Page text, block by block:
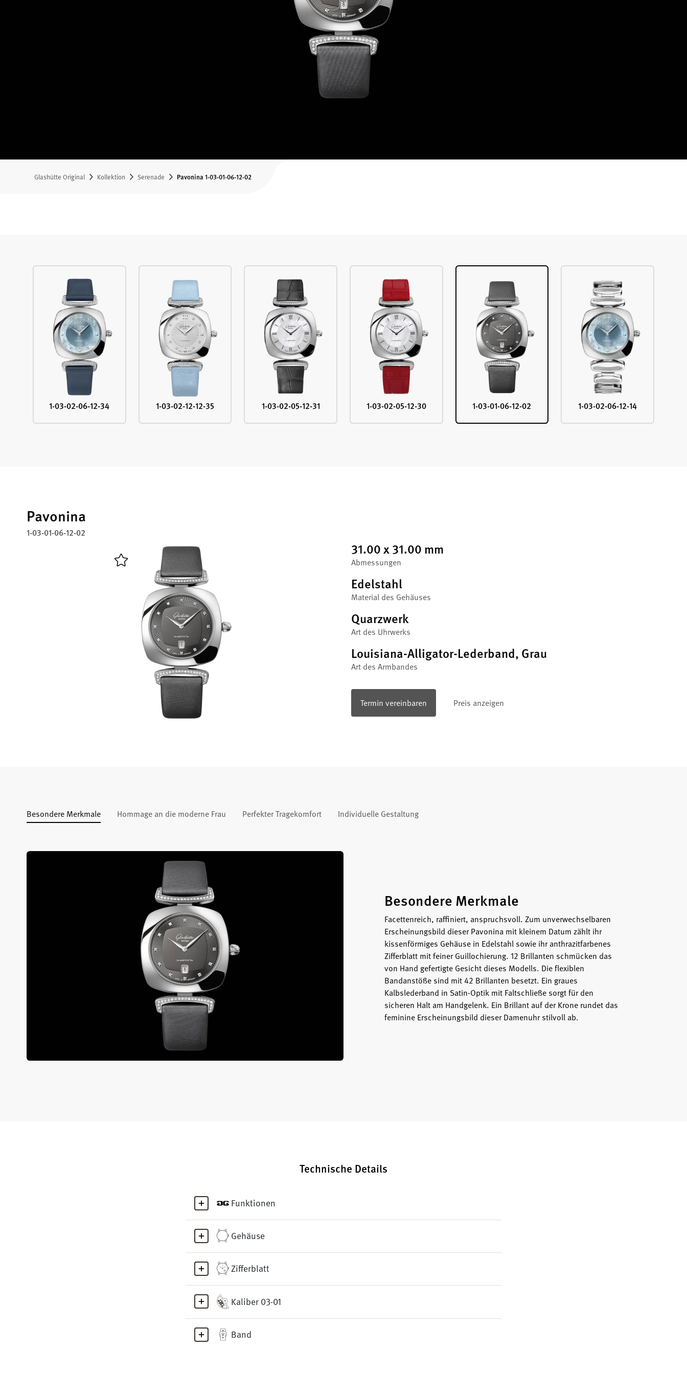
Glashütte Original Kollektion Serenade Pavonina 1-03-01-06-12-02
1-03-02-06-12-34 1-03-02-12-12-35 1-03-02-05-12-31 1-03-02-05-12-30 1-03-01-06-12-02 1-03-02-06-12-14
Pavonina
1-03-01-06-12-02
31.00 x 31.00 mm
Abmessungen
Edelstahl
Material des Gehäuses
Quarzwerk
Art des Uhrwerks
Louisiana-Alligator-Lederband, Grau
Art des Armbandes
Termin vereinbaren Preis anzeigen
Besondere Merkmale Hommage an die moderne Frau Perfekter Tragekomfort Individuelle Gestaltung
Besondere Merkmale
Facettenreich, raffiniert, anspruchsvoll. Zum unverwechselbaren
Erscheinungsbild dieser Pavonina mit kleinem Datum zählt ihr
kissenförmiges Gehäuse in Edelstahl sowie ihr anthrazitfarbenes
Zifferblatt mit feiner Guillochierung. 12 Brillanten schmücken das
von Hand gefertigte Gesicht dieses Modells. Die flexiblen
Bandanstöße sind mit 42 Brillanten besetzt. Ein graues
Kalbslederband in Satin-Optik mit Faltschließe sorgt für den
sicheren Halt am Handgelenk. Ein Brillant auf der Krone rundet das
feminine Erscheinungsbild dieser Damenuhr stilvoll ab.
Technische Details
Funktionen
Gehäuse
Zifferblatt
Kaliber 03-01
Band